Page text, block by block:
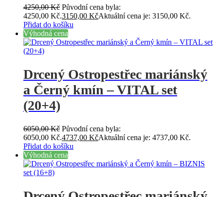
4250,00Kč Původní cena byla:
4250,00 Kč.3150,00 KčAktuální cena je: 3150,00 Kč.
Přidat do košíku
Výhodná cena
Drcený Ostropestřec mariánský
a Černý kmín – VITAL set
(20+4)
6050,00Kč Původní cena byla:
6050,00 Kč.4737,00 KčAktuální cena je: 4737,00 Kč.
Přidat do košíku
Výhodná cena